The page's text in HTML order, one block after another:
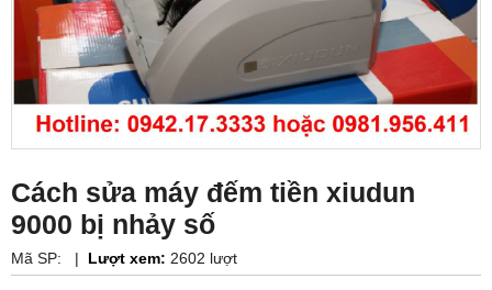
Cách sửa máy đếm tiền xiudun
9000 bị nhảy số
Mã SP: | Lượt xem: 2602 lượt